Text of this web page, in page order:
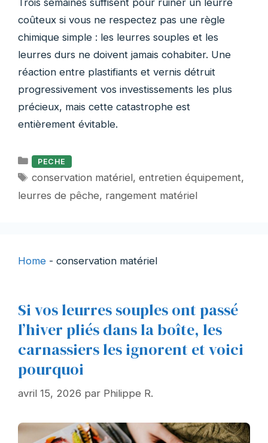
Trois semaines suffisent pour ruiner un leurre
coûteux si vous ne respectez pas une règle
chimique simple : les leurres souples et les
leurres durs ne doivent jamais cohabiter. Une
réaction entre plastifiants et vernis détruit
progressivement vos investissements les plus
précieux, mais cette catastrophe est
entièrement évitable.
Catégories
PECHE
Étiquettes
conservation matériel,entretien équipement,
leurres de pêche, rangement matériel
Home - conservation matériel
Si vos leurres souples ont passé
l’hiver pliés dans la boîte, les
carnassiers les ignorent et voici
pourquoi
avril 15, 2026 par Philippe R.